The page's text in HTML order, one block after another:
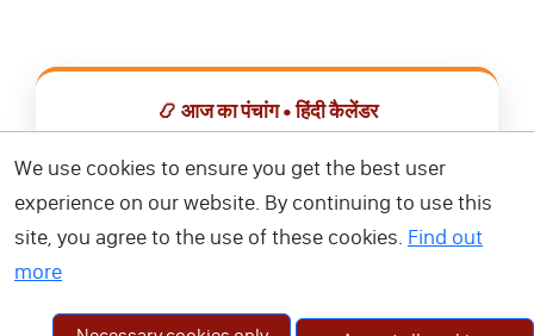
📿 आज का पंचांग • हिंदी कैलेंडर
📅 हिंदी कैलेंडर ऐप डाउनलोड करें
We use cookies to ensure you get the best user
experience on our website. By continuing to use this
site, you agree to the use of these cookies. Find out
more